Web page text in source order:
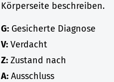
Körperseite beschreiben.
G:Gesicherte Diagnose
V:Verdacht
Z:Zustand nach
A:Ausschluss